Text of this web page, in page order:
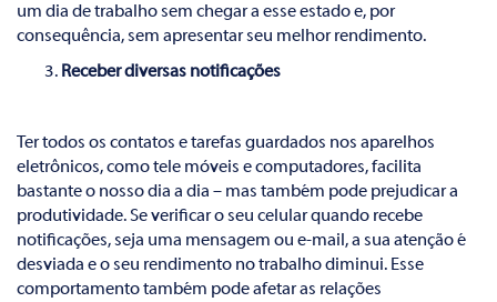
um dia de trabalho sem chegar a esse estado e, por
consequência, sem apresentar seu melhor rendimento.
Receber diversas notificações
Ter todos os contatos e tarefas guardados nos aparelhos
eletrônicos, como tele móveis e computadores, facilita
bastante o nosso dia a dia – mas também pode prejudicar a
produtividade. Se verificar o seu celular quando recebe
notificações, seja uma mensagem ou e-mail, a sua atenção é
desviada e o seu rendimento no trabalho diminui. Esse
comportamento também pode afetar as relações